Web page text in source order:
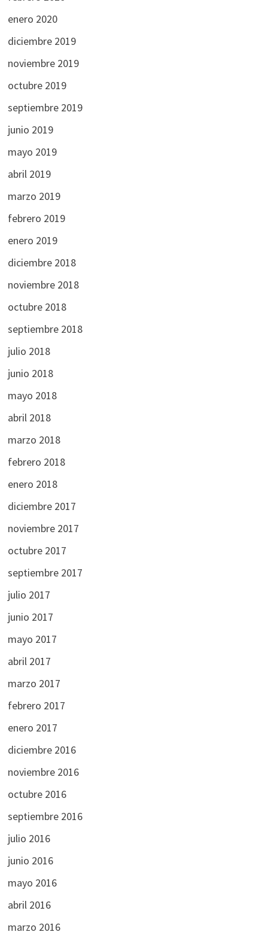
enero 2020
diciembre 2019
noviembre 2019
octubre 2019
septiembre 2019
junio 2019
mayo 2019
abril 2019
marzo 2019
febrero 2019
enero 2019
diciembre 2018
noviembre 2018
octubre 2018
septiembre 2018
julio 2018
junio 2018
mayo 2018
abril 2018
marzo 2018
febrero 2018
enero 2018
diciembre 2017
noviembre 2017
octubre 2017
septiembre 2017
julio 2017
junio 2017
mayo 2017
abril 2017
marzo 2017
febrero 2017
enero 2017
diciembre 2016
noviembre 2016
octubre 2016
septiembre 2016
julio 2016
junio 2016
mayo 2016
abril 2016
marzo 2016